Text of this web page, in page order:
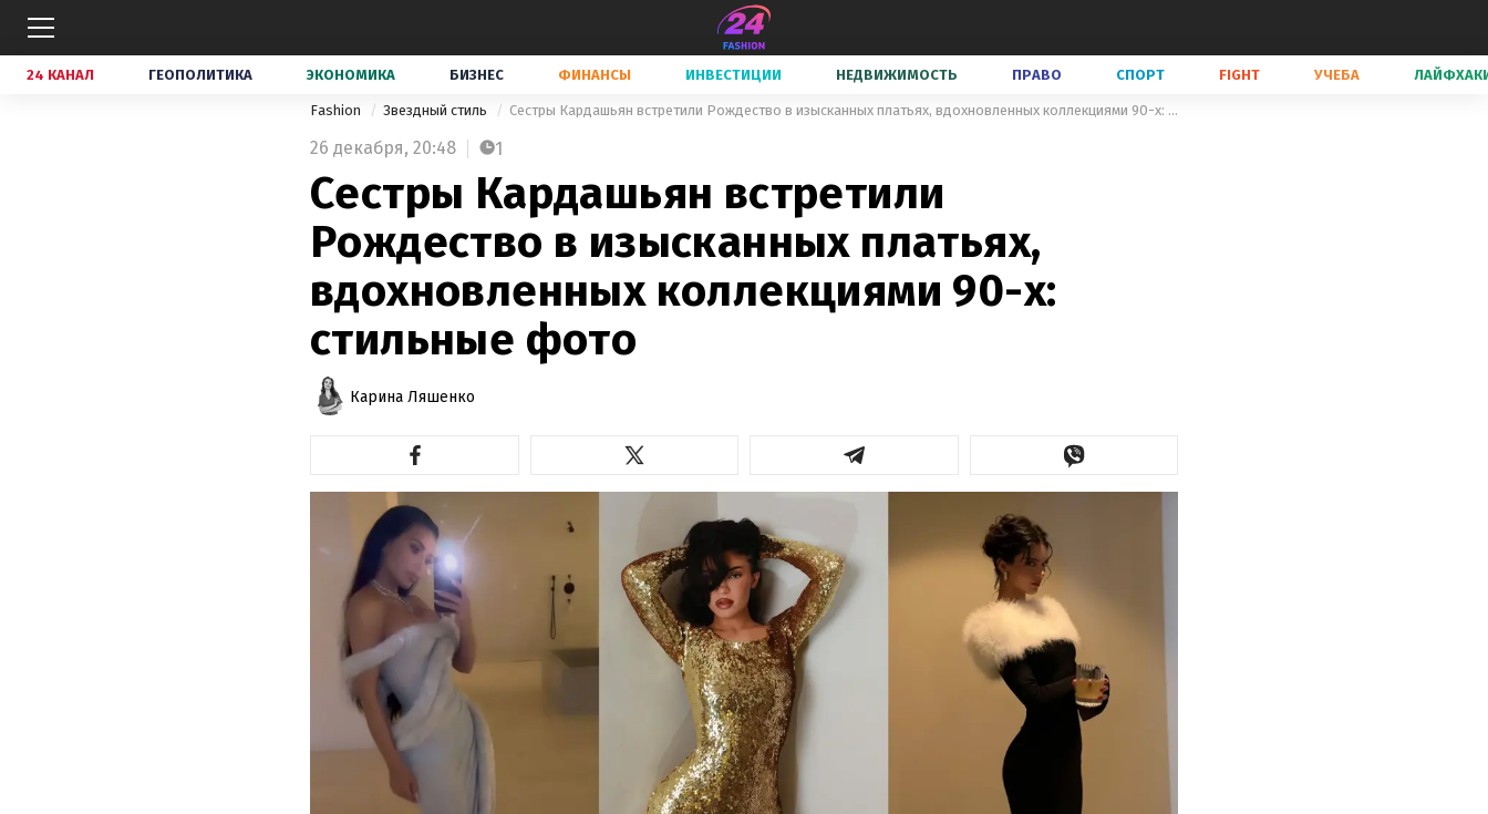
24 КАНАЛ ГЕОПОЛИТИКА ЭКОНОМИКА БИЗНЕС ФИНАНСЫ ИНВЕСТИЦИИ НЕДВИЖИМОСТЬ ПРАВО СПОРТ FIGHT УЧЕБА
Fashion Звездный стиль Сестры Кардашьян встретили Рождество в изысканных платьях, вдохновленных коллекциями 90-х: стильные фото
26 декабря, 20:48 1
Сестры Кардашьян встретили
Рождество в изысканных платьях,
вдохновленных коллекциями 90-х:
стильные фото
Карина Ляшенко